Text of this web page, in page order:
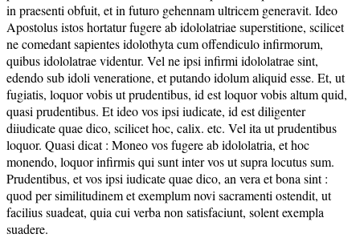
in praesenti obfuit, et in futuro gehennam ultricem generavit. Ideo
Apostolus istos hortatur fugere ab idololatriae superstitione, scilicet
ne comedant sapientes idolothyta cum offendiculo infirmorum,
quibus idololatrae videntur. Vel ne ipsi infirmi idololatrae sint,
edendo sub idoli veneratione, et putando idolum aliquid esse. Et, ut
fugiatis, loquor vobis ut prudentibus, id est loquor vobis altum quid,
quasi prudentibus. Et ideo vos ipsi iudicate, id est diligenter
diiudicate quae dico, scilicet hoc, calix. etc. Vel ita ut prudentibus
loquor. Quasi dicat : Moneo vos fugere ab idololatria, et hoc
monendo, loquor infirmis qui sunt inter vos ut supra locutus sum.
Prudentibus, et vos ipsi iudicate quae dico, an vera et bona sint :
quod per similitudinem et exemplum novi sacramenti ostendit, ut
facilius suadeat, quia cui verba non satisfaciunt, solent exempla
suadere.